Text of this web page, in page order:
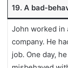
áudio
19. A bad-
John worked in
company. He
job. One day, he